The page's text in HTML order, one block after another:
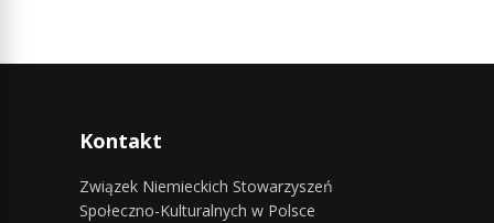
Kontakt
Związek Niemieckich Stowarzyszeń
Społeczno-Kulturalnych w Polsce